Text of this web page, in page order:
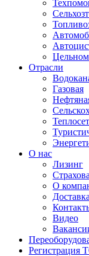
Отрасли
Газовая
О нас
Лизинг
О
Доставка
Видео
Регистрация